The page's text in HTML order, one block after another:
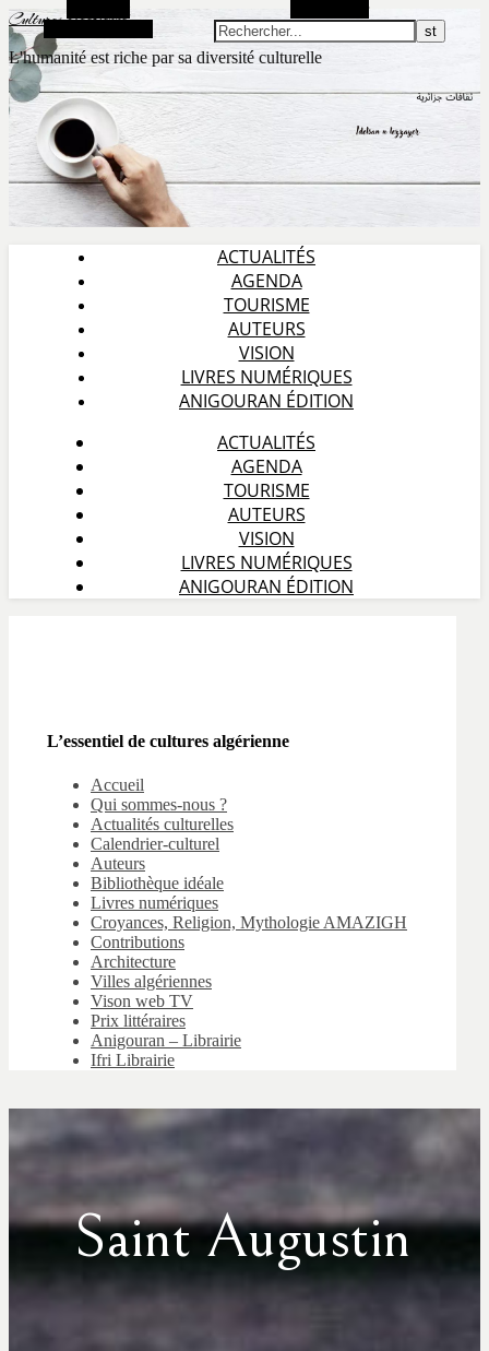
Cultures algérienne
L'humanité est riche par sa diversité culturelle
ACTUALITÉS
AGENDA
TOURISME
AUTEURS
VISION
LIVRES NUMÉRIQUES
ANIGOURAN ÉDITION
ACTUALITÉS
AGENDA
TOURISME
AUTEURS
VISION
LIVRES NUMÉRIQUES
ANIGOURAN ÉDITION
L’essentiel de cultures algérienne
Accueil
Qui sommes-nous ?
Actualités culturelles
Calendrier-culturel
Auteurs
Bibliothèque idéale
Livres numériques
Croyances, Religion, Mythologie AMAZIGH
Contributions
Architecture
Villes algériennes
Vison web TV
Prix littéraires
Anigouran – Librairie
Ifri Librairie
Saint Augustin